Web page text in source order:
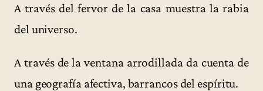
A través del fervor de la casa muestra la rabia
del universo.
A través de la ventana arrodillada da cuenta de
una geografía afectiva, barrancos del espíritu.